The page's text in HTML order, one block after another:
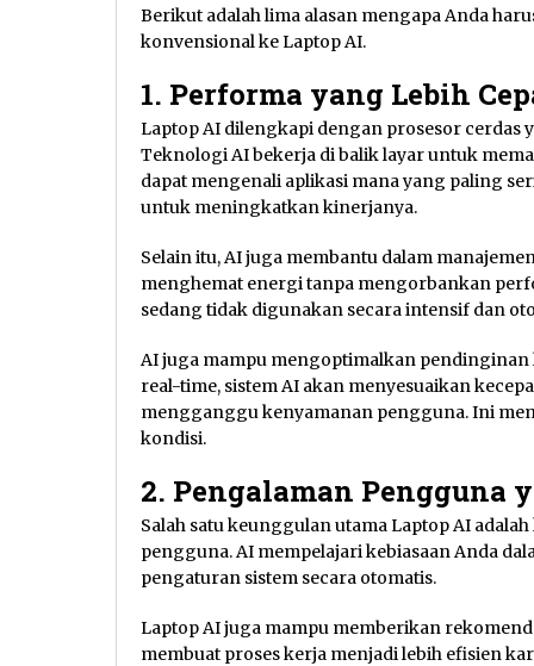
Berikut adalah lima alasan mengapa Anda
konvensional ke Laptop AI.
1. Performa yang Lebih
Laptop AI dilengkapi dengan prosesor cerdas
Teknologi AI bekerja di balik layar untuk
dapat mengenali aplikasi mana yang paling
untuk meningkatkan kinerjanya.
Selain itu, AI juga membantu dalam
menghemat energi tanpa mengorbankan
sedang tidak digunakan secara intensif dan
AI juga mampu mengoptimalkan
real-time, sistem AI akan menyesuaikan
mengganggu kenyamanan pengguna. Ini
kondisi.
2. Pengalaman Pengguna
Salah satu keunggulan utama Laptop AI
pengguna. AI mempelajari kebiasaan Anda
pengaturan sistem secara otomatis.
Laptop AI juga mampu memberikan
membuat proses kerja menjadi lebih efisien